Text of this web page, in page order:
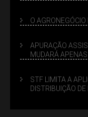
O
APURAÇÃO
MUDARÁ
STF LIMITA A
DISTRIBUIÇÃO